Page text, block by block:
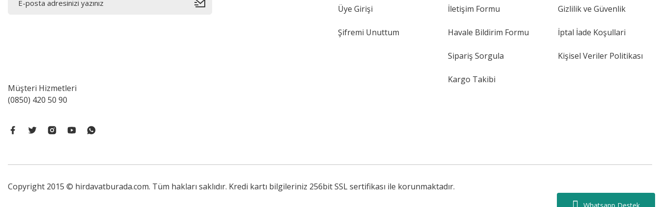
Whatsapp Destek
Müşteri Hizmetleri
(0850) 420 50 90
Üye Girişi
Şifremi Unuttum
İletişim Formu
Havale Bildirim Formu
Sipariş Sorgula
Kargo Takibi
Gizlilik ve Güvenlik
İptal İade Koşullari
Kişisel Veriler Politikası
Copyright 2015 © hirdavatburada.com. Tüm hakları saklıdır. Kredi kartı bilgileriniz 256bit SSL sertifikası ile korunmaktadır.